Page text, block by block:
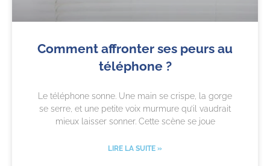
Comment affronter ses peurs au
téléphone ?
Le téléphone sonne. Une main se crispe, la gorge
se serre, et une petite voix murmure qu’il vaudrait
mieux laisser sonner. Cette scène se joue
LIRE LA SUITE »